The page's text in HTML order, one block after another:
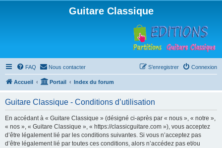
Guitare Classique
FAQ Nous contacter Connexion
S’enregistrer
Accueil Portail Index du forum
Guitare Classique - Conditions d’utilisation
En accédant à « Guitare Classique » (désigné ci-après par « nous », « notre »,
« nos », « Guitare Classique », « https://classicguitare.com »), vous acceptez
d’être légalement lié par les conditions suivantes. Si vous n’acceptez pas
d’être légalement lié par toutes ces conditions, alors n’accédez pas et/ou